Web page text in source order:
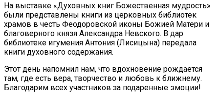
На выставке «Духовных книг Божественная мудрость»
были представлены книги из церковных библиотек
храмов в честь Феодоровской иконы Божией Матери и
благоверного князя Александра Невского. В дар
библиотеке игумения Антония (Лисицына) передала
книги духовного содержания.
Этот день напомнил нам, что вдохновение рождается
там, где есть вера, творчество и любовь к ближнему.
Благодарим всех участников за подаренные эмоции!